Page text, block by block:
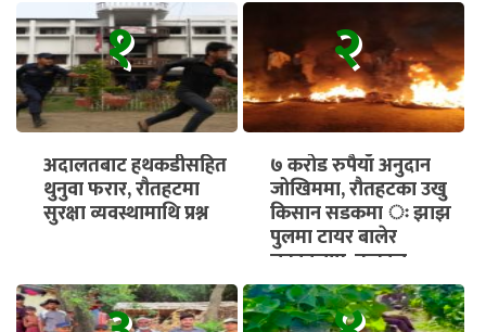
१
अदालतबाट हथकडीसहित
थुनुवा फरार, रौतहटमा
सुरक्षा व्यवस्थामाथि प्रश्न
२
७ करोड रुपैयाँ अनुदान
जोखिममा, रौतहटका उखु
किसान सडकमा ः झाझ
पुलमा टायर बालेर
चक्काजाम, तत्काल
भुक्तानी सुनिश्चित गर्न माग